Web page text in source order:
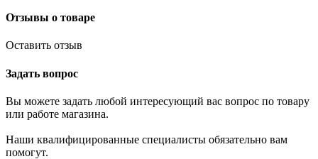
Отзывы о товаре
Оставить отзыв
Задать вопрос
Вы можете задать любой интересующий вас вопрос по товару
или работе магазина.
Наши квалифицированные специалисты обязательно вам
помогут.